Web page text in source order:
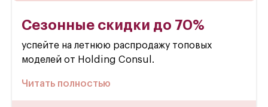
Сезонные скидки до 70%
успейте на летнюю распродажу топовых
моделей от Holding Consul.
Читать полностью